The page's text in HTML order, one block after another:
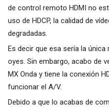
de control remoto HDMI no
uso de HDCP, la calidad de
degradadas.
Es decir que esa sería la
oyes. Sin embargo, acabo de
MX Onda y tiene la conexión
funcionar el A/V.
Debido a que lo acabas de